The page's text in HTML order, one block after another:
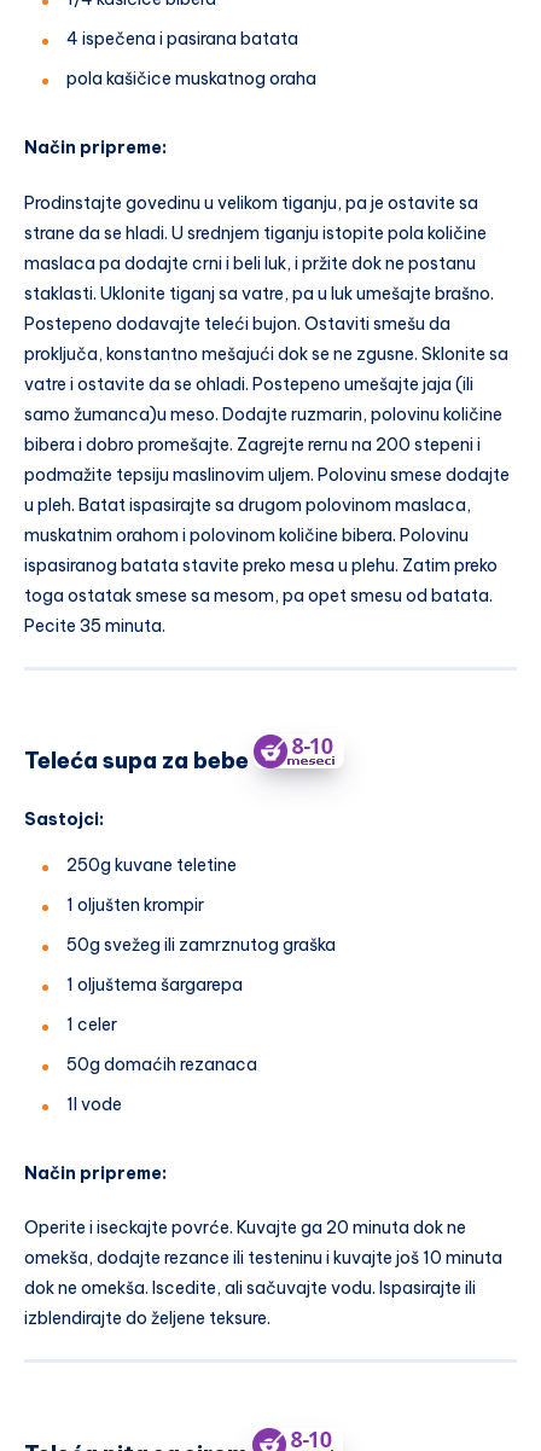
4 ispečena i pasirana batata
pola kašičice muskatnog oraha
Način pripreme:
Prodinstajte govedinu u velikom tiganju, pa je ostavite sa
strane da se hladi. U srednjem tiganju istopite pola količine
maslaca pa dodajte crni i beli luk, i pržite dok ne postanu
staklasti. Uklonite tiganj sa vatre, pa u luk umešajte brašno.
Postepeno dodavajte teleći bujon. Ostaviti smešu da
proključa, konstantno mešajući dok se ne zgusne. Sklonite sa
vatre i ostavite da se ohladi. Postepeno umešajte jaja (ili
samo žumanca)u meso. Dodajte ruzmarin, polovinu količine
bibera i dobro promešajte. Zagrejte rernu na 200 stepeni i
podmažite tepsiju maslinovim uljem. Polovinu smese dodajte
u pleh. Batat ispasirajte sa drugom polovinom maslaca,
muskatnim orahom i polovinom količine bibera. Polovinu
ispasiranog batata stavite preko mesa u plehu. Zatim preko
toga ostatak smese sa mesom, pa opet smesu od batata.
Pecite 35 minuta.
Teleća supa za bebe
Sastojci:
250g kuvane teletine
1 oljušten krompir
50g svežeg ili zamrznutog graška
1 oljuštema šargarepa
1 celer
50g domaćih rezanaca
1l vode
Način pripreme:
Operite i iseckajte povrće. Kuvajte ga 20 minuta dok ne
omekša, dodajte rezance ili testeninu i kuvajte još 10 minuta
dok ne omekša. Iscedite, ali sačuvajte vodu. Ispasirajte ili
izblendirajte do željene teksure.